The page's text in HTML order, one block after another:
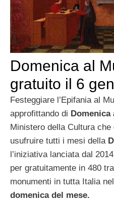
Domenica al
gratuito il 6
Festeggiare l’Epifania al
approfittando di Domenica
Ministero della Cultura
usufruire tutti i mesi della
l’iniziativa lanciata dal
per gratuitamente in 480
monumenti in tutta Italia
domenica del mese.